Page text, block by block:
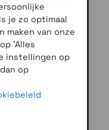
je zo optimaal
maken van onze
'Alles
instellingen op
op